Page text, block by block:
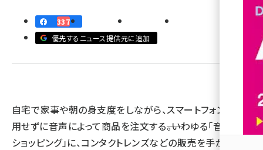
base (1083)
337
優先するニュース提供元に追加
自宅で家事や朝の身支度をしながら、スマートフォンを使
用せずに音声によって商品を注文する――。いわゆる「音声
ショッピング」に、コンタクトレンズなどの販売を手がける